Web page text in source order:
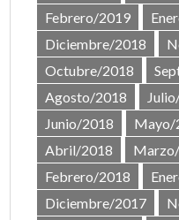
Febrero/2019
Diciembre/2018
Octubre/2018
Agosto/2018
Junio/2018
Mayo/
Abril/2018
Febrero/2018
Diciembre/2017